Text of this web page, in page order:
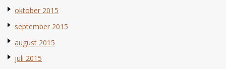
oktober 2015
september 2015
august 2015
juli 2015